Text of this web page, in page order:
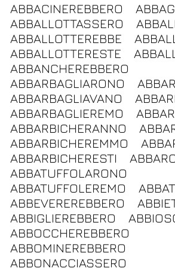
ABBACINEREBBERO
ABBALLOTTASSERO
ABBALLOTTEREBBE
ABBALLOTTERESTE
ABBANCHEREBBERO
ABBARBAGLIARONO
ABBARBAGLIAVANO
ABBARBAGLIEREMO
ABBARBICHERANNO
ABBARBICHEREMMO
ABBARBICHERESTI
ABBATUFFOLARONO
ABBATUFFOLEREMO
ABBEVEREREBBERO
ABBIGLIEREBBERO
ABBOCCHEREBBERO
ABBOMINEREBBERO
ABBONACCIASSERO